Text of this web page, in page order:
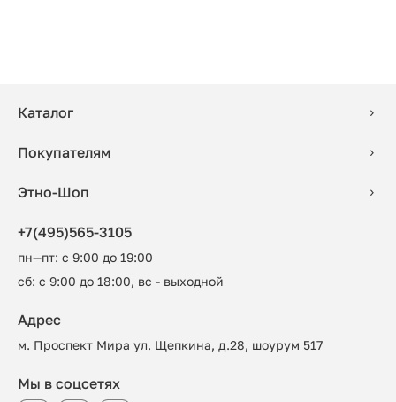
Каталог
Покупателям
Этно-Шоп
+7(495)565-3105
пн—пт: с 9:00 до 19:00
сб: с 9:00 до 18:00, вс - выходной
Адрес
м. Проспект Мира ул. Щепкина, д.28, шоурум 517
Мы в соцсетях